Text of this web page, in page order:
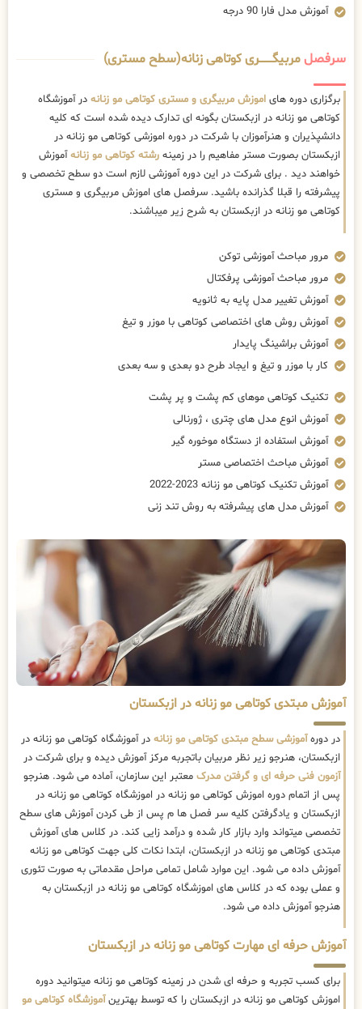
آموزش مدل فارا 90 درجه
سرفصلمربیگــــــــری کوتاهی زنانه(سطح مستری)
برگزاری دوره های اموزش مربیگری و مستری کوتاهی مو زنانه در آموزشگاه
کوتاهی مو زنانه در ازبکستان بگونه ای تدارک دیده شده است که کلیه
دانشپذیران و هنرآموزان با شرکت در دوره اموزشی کوتاهی مو زنانه در
ازبکستان بصورت مستر مفاهیم را در زمینه رشته کوتاهی مو زنانهآموزش
خواهند دید . برای شرکت در این دوره آموزشی لازم است دو سطح تخصصی و
پیشرفته را قبلا گذرانده باشید. سرفصل های اموزش مربیگری و مستری
کوتاهی مو زنانه در ازبکستان به شرح زیر میباشند.
مرور مباحث آموزشی توکن
مرور مباحث آموزشی پرفکتال
آموزش تغییر مدل پایه به ثانویه
آموزش روش های اختصاصی کوتاهی با موزر و تیغ
آموزش براشینگ پایدار
کار با موزر و تیغ و ایجاد طرح دو بعدی و سه بعدی
تکنیک کوتاهی موهای کم پشت و پر پشت
آموزش انوع مدل های چتری ، ژورنالی
آموزش استفاده از دستگاه موخوره گیر
آموزش مباحث اختصاصی مستر
آموزش تکنیک کوتاهی مو زنانه 2023-2022
آموزش مدل های پیشرفته به روش تند زنی
آموزش مبتدی کوتاهی مو زنانه در ازبکستان
در دورهآموزشی سطح مبتدی کوتاهی مو زنانه در آموزشگاه کوتاهی مو زنانه در
ازبکستان، هنرجو زیر نظر مربیان باتجربه مرکز آموزش دیده و برای شرکت در
آزمون فنی حرفه ای و گرفتن مدرک معتبر این سازمان، آماده می شود. هنرجو
پس از اتمام دوره اموزش کوتاهی مو زنانه در اموزشگاه کوتاهی مو زنانه در
ازبکستان و یادگرفتن کلیه سر فصل ها م پس از طی کردن آموزش های سطح
تخصصی میتواند وارد بازار کار شده و درآمد زایی کند. در کلاس های آموزش
مبتدی کوتاهی مو زنانه در ازبکستان، ابتدا نکات کلی جهت کوتاهی مو زنانه
آموزش داده می شود. این موارد شامل تمامی مراحل مقدماتی به صورت تئوری
و عملی بوده که در کلاس های اموزشگاه کوتاهی مو زنانه در ازبکستان به
هنرجو آموزش داده می شود.
آموزش حرفه ای مهارت کوتاهی مو زنانه در ازبکستان
برای کسب تجربه و حرفه ای شدن در زمینه کوتاهی مو زنانه میتوانید دوره
اموزش کوتاهی مو زنانه در ازبکستان را که توسط بهترینآموزشگاه کوتاهی مو